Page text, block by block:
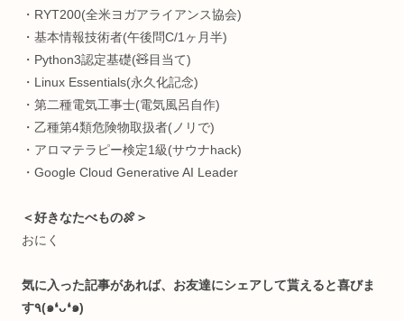
＜自己紹介🛸＞
十代で重度の病にかかり、身体の健康や脳の仕組みに興味
つようになる。肉体や精神を制御する術を探し、プログラ
グに行き着く。健康を目指し続ける過程で何かよくわから
ちに快復し、好奇心だけが残ってしまった存在。人間を究
のがすき。
超お堅い中高一貫(岡山白陵)→メンタルブレイク→中退→病
で薬漬け→栄養学独学→1年で40kg痩せる→IT系専門学校→
＆日本旅→放送大学→国際ヨガ資格→LINE株式会社(SES)→
京都ビジコン副賞→Webサービス起業→日本科学未来館(テ